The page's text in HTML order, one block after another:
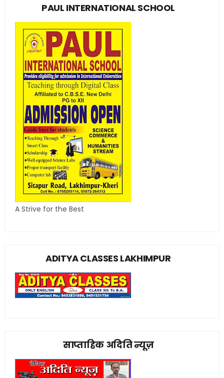
PAUL INTERNATIONAL SCHOOL
A Strive for the Best
ADITYA CLASSES LAKHIMPUR
साप्ताहिक अदिति न्यूज़